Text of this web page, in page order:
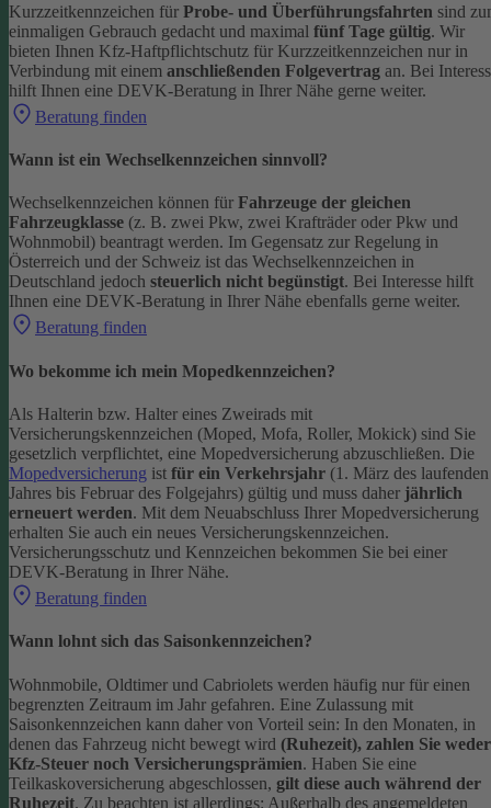
Kurzzeitkennzeichen für Probe- und Überführungsfahrten sind
einmaligen Gebrauch gedacht und maximal fünf Tage gültig. Wir
bieten Ihnen Kfz-Haftpflichtschutz für Kurzzeitkennzeichen nur in
Verbindung mit einem anschließenden Folgevertrag an. Bei
hilft Ihnen eine DEVK-Beratung in Ihrer Nähe gerne weiter.
Beratung finden
Wann ist ein Wechselkennzeichen sinnvoll?
Wechselkennzeichen können für Fahrzeuge der gleichen
Fahrzeugklasse (z. B. zwei Pkw, zwei Krafträder oder Pkw und
Wohnmobil) beantragt werden. Im Gegensatz zur Regelung in
Österreich und der Schweiz ist das Wechselkennzeichen in
Deutschland jedoch steuerlich nicht begünstigt. Bei Interesse hilft
Ihnen eine DEVK-Beratung in Ihrer Nähe ebenfalls gerne weiter.
Beratung finden
Wo bekomme ich mein Mopedkennzeichen?
Als Halterin bzw. Halter eines Zweirads mit
Versicherungskennzeichen (Moped, Mofa, Roller, Mokick) sind Sie
gesetzlich verpflichtet, eine Mopedversicherung abzuschließen. Die
Mopedversicherung ist für ein Verkehrsjahr (1. März des laufenden
Jahres bis Februar des Folgejahrs) gültig und muss daher jährlich
erneuert werden. Mit dem Neuabschluss Ihrer Mopedversicherung
erhalten Sie auch ein neues Versicherungskennzeichen.
Versicherungsschutz und Kennzeichen bekommen Sie bei einer
DEVK-Beratung in Ihrer Nähe.
Beratung finden
Wann lohnt sich das Saisonkennzeichen?
Wohnmobile, Oldtimer und Cabriolets werden häufig nur für einen
begrenzten Zeitraum im Jahr gefahren. Eine Zulassung mit
Saisonkennzeichen kann daher von Vorteil sein: In den Monaten, in
denen das Fahrzeug nicht bewegt wird (Ruhezeit), zahlen Sie weder
Kfz-Steuer noch Versicherungsprämien. Haben Sie eine
Teilkaskoversicherung abgeschlossen, gilt diese auch während der
Ruhezeit. Zu beachten ist allerdings: Außerhalb des angemeldeten